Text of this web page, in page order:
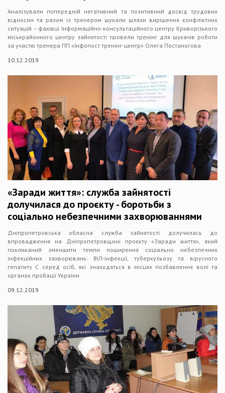
Аналізували попередній негативний та позитивний досвід трудових
відносин та разом із тренером шукали шляхи вирішення конфліктних
ситуацій – фахівці Інформаційно-консультаційного центру Криворізького
міськрайонного центру зайнятості провели тренінг для шукачів роботи
за участю тренера ПП «Інфопост тренінг-центр» Олега Постаногова
10.12.2019
«Заради життя»: служба зайнятості
долучилася до проєкту - боротьби з
соціально небезпечними захворюваннями
Дніпропетровська обласна служба зайнятості долучилась до
впровадження на Дніпропетровщині проєкту «Заради життя», який
покликаний зменшити темпи поширення соціально небезпечних
інфекційних захворювань: ВІЛ-інфекції, туберкульозу та вірусного
гепатиту С серед осіб, які знаходяться в місцях позбавлення волі та
органах пробації України
09.12.2019